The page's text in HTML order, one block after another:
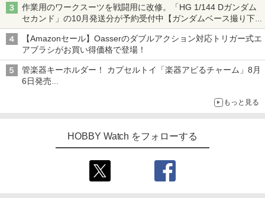
作業用のワークスーツを戦闘用に改修。「HG 1/144 Dガンダム
セカンド」の10月発送分が予約受付中【ガンダムベース撮り下
ろし】
【Amazonセール】Oasserのダブルアクション対応トリガー式エ
アブラシがお買い得価格で登場！
管楽器キーホルダー！ カプセルトイ「楽器アピるチャーム」8月
6日発売
もっと見る
HOBBY Watch をフォローする